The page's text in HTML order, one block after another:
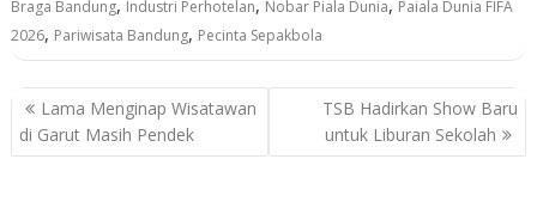
b
o
o
k
er s
A
p
p
Braga Bandung Industri Perhotelan Nobar Piala Dunia Paiala Dunia FIFA
2026, Pariwisata Bandung, Pecinta Sepakbola
P
o
Lama Menginap Wisatawan
di Garut Masih Pendek
TSB Hadirkan Show Baru
untuk Liburan Sekolah